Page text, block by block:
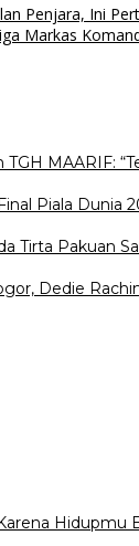
Penjara, Ini
Markas
MAARIF:
Piala Dunia
Tirta Pakuan
Dedie
Hidupmu